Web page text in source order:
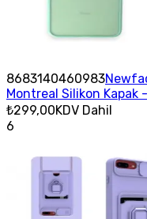
8683140460983
Montreal Silikon Kapak
₺299,00KDV Dahil
6